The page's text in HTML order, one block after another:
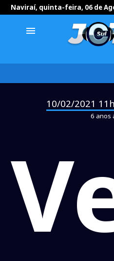
Naviraí, quinta-feira, 06 de
menu
10/02/2021
6 anos